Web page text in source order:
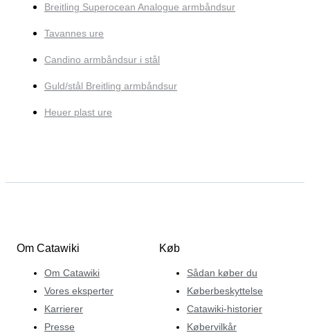
Breitling Superocean Analogue armbåndsur
Tavannes ure
Candino armbåndsur i stål
Guld/stål Breitling armbåndsur
Heuer plast ure
Om Catawiki
Om Catawiki
Vores eksperter
Karrierer
Presse
Køb
Sådan køber du
Køberbeskyttelse
Catawiki-historier
Købervilkår